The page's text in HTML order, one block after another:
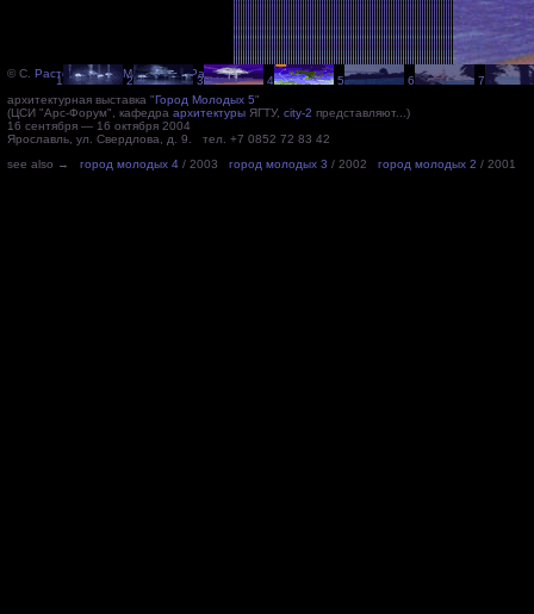
1 2 3 4 5 6 7
© С. Расторгуев, А. Магай,ШтоРаМаг2004
архитектурная выставка "Город Молодых 5"
(ЦСИ "Арс-Форум", кафедра архитектуры ЯГТУ, city-2 представляют...)
16 сентября — 16 октября 2004
Ярославль, ул. Свердлова, д. 9. тел. +7 0852 72 83 42
see also → город молодых 4 / 2003 город молодых 3 / 2002 город молодых 2 / 2001